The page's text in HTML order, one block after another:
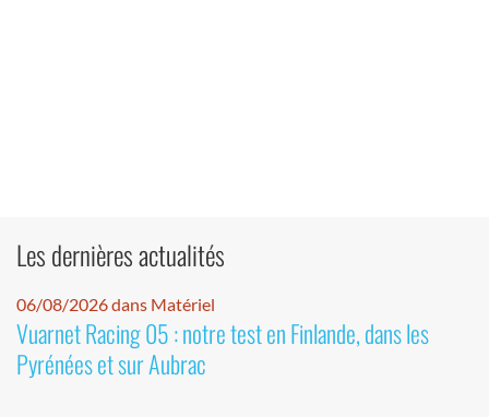
Les dernières actualités
06/08/2026 dans Matériel
Vuarnet Racing 05 : notre test en Finlande, dans les
Pyrénées et sur Aubrac